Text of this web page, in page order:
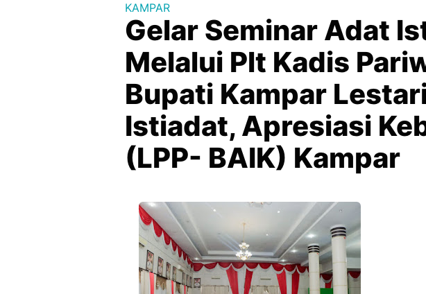
KAMPAR
Gelar Seminar Adat
Melalui Plt Kadis
Bupati Kampar
Istiadat, Apresiasi
(LPP- BAIK) Kampar